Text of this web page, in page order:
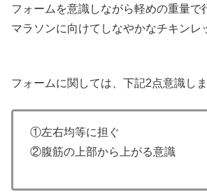
フォームを意識しながら軽めの重量で
マラソンに向けてしなやかなチキンレ
フォームに関しては、下記2点意識しま
①左右均等に担ぐ
②腹筋の上部から上がる意識